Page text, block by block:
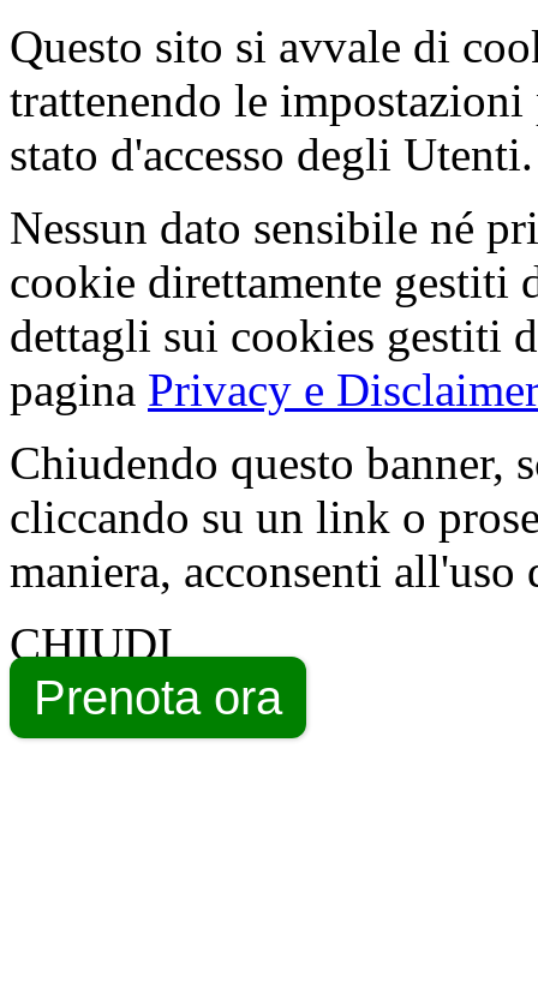
Questo sito si avvale di
trattenendo le
stato d'accesso degli Utenti.
Nessun dato sensibile né
cookie direttamente gestiti
dettagli sui cookies gestiti
pagina Privacy e Disclaimer
Chiudendo questo banner,
cliccando su un link o
maniera, acconsenti all'uso
CHIUDI
Prenota ora